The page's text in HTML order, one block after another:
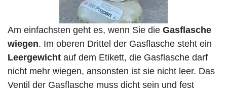
Am einfachsten geht es, wenn Sie die Gasflasche
wiegen. Im oberen Drittel der Gasflasche steht ein
Leergewicht auf dem Etikett, die Gasflasche darf
nicht mehr wiegen, ansonsten ist sie nicht leer. Das
Ventil der Gasflasche muss dicht sein und fest